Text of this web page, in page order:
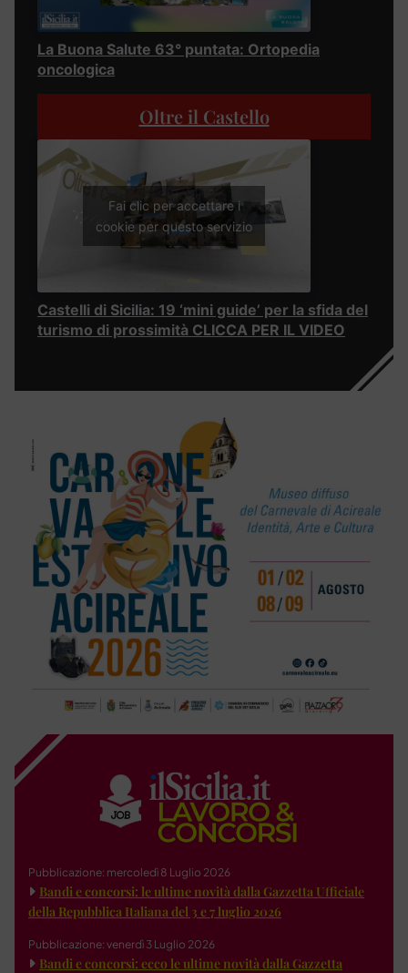
La Buona Salute 63° puntata: Ortopedia
oncologica
Oltre il Castello
Fai clic per accettare i
cookie per questo servizio
Castelli di Sicilia: 19 ‘mini guide’ per la sfida del
turismo di prossimità CLICCA PER IL VIDEO
Pubblicazione: mercoledì 8 Luglio 2026
Bandi e concorsi: le ultime novità dalla Gazzetta Ufficiale
della Repubblica Italiana del 3 e 7 luglio 2026
Pubblicazione: venerdì 3 Luglio 2026
Bandi e concorsi: ecco le ultime novità dalla Gazzetta